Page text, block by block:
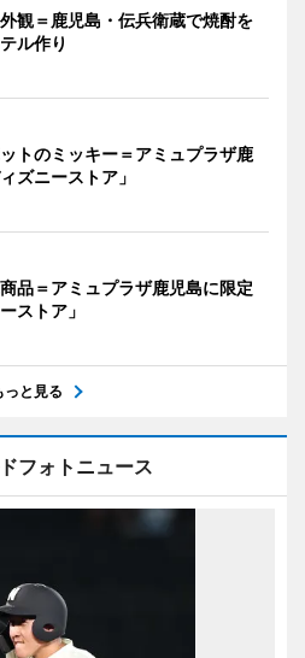
観＝鹿児島・伝兵衛蔵で焼酎を
ル作り
トのミッキー＝アミュプラザ鹿
ズニーストア」
品＝アミュプラザ鹿児島に限定
ストア」
っと見る
フォトニュース